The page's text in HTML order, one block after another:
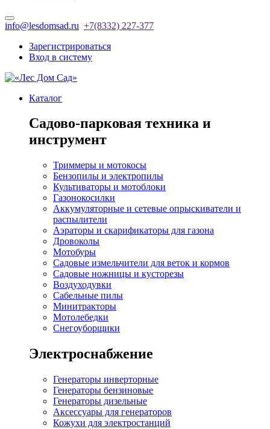
info@lesdomsad.ru +7(8332) 227-377
Зарегистрироваться
Вход в систему
Каталог
Садово-парковая техника и
инструмент
Триммеры и мотокосы
Бензопилы и электропилы
Культиваторы и мотоблоки
Газонокосилки
Аккумуляторные и сетевые опрыскиватели и
распылители
Аэраторы и скарификаторы для газона
Дровоколы
Мотобуры
Садовые измельчители для веток и кормов
Садовые ножницы и кусторезы
Воздуходувки
Сабельные пилы
Минитракторы
Мотолебедки
Снегоуборщики
Электроснабжение
Генераторы инверторные
Генераторы бензиновые
Генераторы дизельные
Аксессуары для генераторов
Кожухи для электростанций